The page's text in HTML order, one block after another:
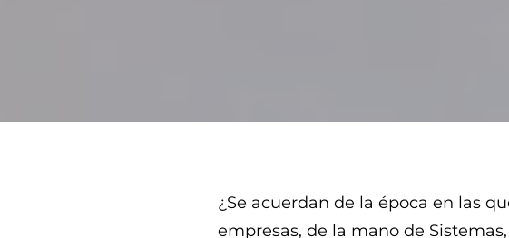
¿Se acuerdan de la época en las
empresas, de la mano de